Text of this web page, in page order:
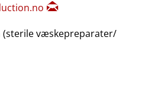
(sterile væskepreparater​/​